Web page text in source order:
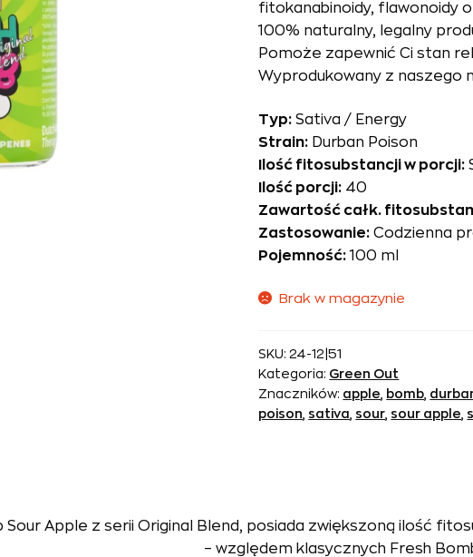
fitokanabinoidy, flawonoidy
100% naturalny, legalny
Pomoże zapewnić Ci stan
Wyprodukowany z naszego
Typ: Sativa / Energy
Strain: Durban Poison
Ilość fitosubstancji w porcji:
Ilość porcji: 40
Zawartość całk.
Zastosowanie: Codzienna
Pojemność:100 ml
Brak w magazynie
SKU:24-12|51
Kategoria: Green Out
Znaczników: apple bomb
poison sativa sour sour apple
Apple z serii Original Blend, posiada zwiększoną ilość
– względem klasycznych Fresh